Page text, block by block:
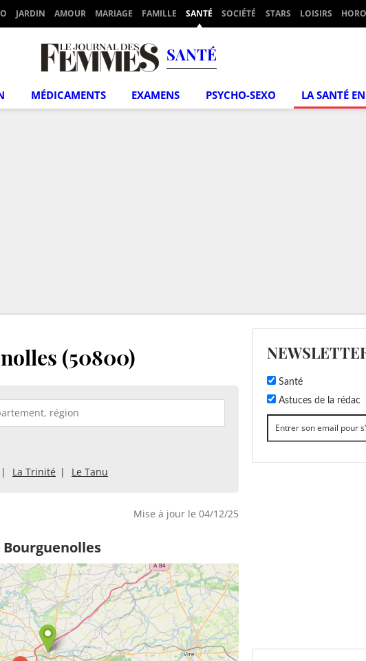
JARDIN AMOUR MARIAGE FAMILLE SANTÉ SOCIÉTÉ STARS LOISIRS
SANTÉ
MÉDICAMENTS EXAMENS PSYCHO-SEXO LA SANTÉ
(50800)
La Trinité Le Tanu
Mise à jour le 04/12/25
Santé
Astuces de la rédac